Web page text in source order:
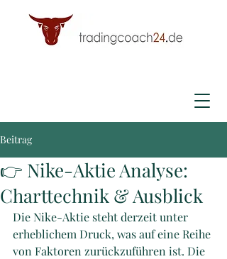
Beitrag
👉 Nike-Aktie Analyse:
Charttechnik & Ausblick
Die Nike-Aktie steht derzeit unter
erheblichem Druck, was auf eine Reihe
von Faktoren zurückzuführen ist. Die